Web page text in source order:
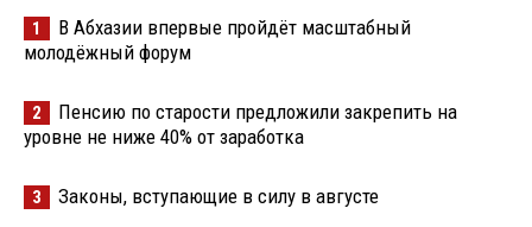
1
В Абхазии впервые пройдёт масштабный
молодёжный форум
2
Пенсию по старости предложили закрепить на
уровне не ниже 40% от заработка
3 Законы, вступающие в силу в августе